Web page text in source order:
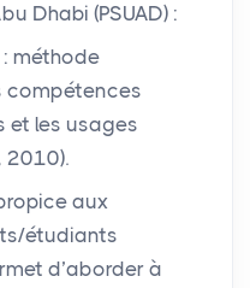
Dhabi (PSUAD) :
méthode
compétences
et les usages
2010).
aux
étudiants
d’aborder à